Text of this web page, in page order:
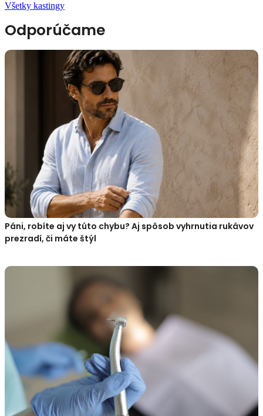
Všetky kastingy
Odporúčame
Páni, robíte aj vy túto chybu? Aj spôsob vyhrnutia rukávov
prezradí, či máte štýl